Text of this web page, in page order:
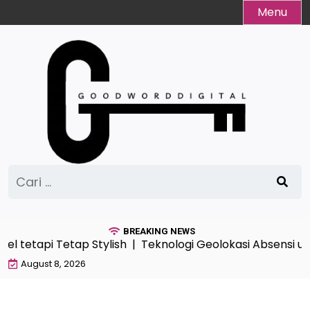
to
Menu
untuk:
BREAKING NEWS
tetapi Tetap Stylish |Teknologi Geolokasi Absensi
August 8, 2026